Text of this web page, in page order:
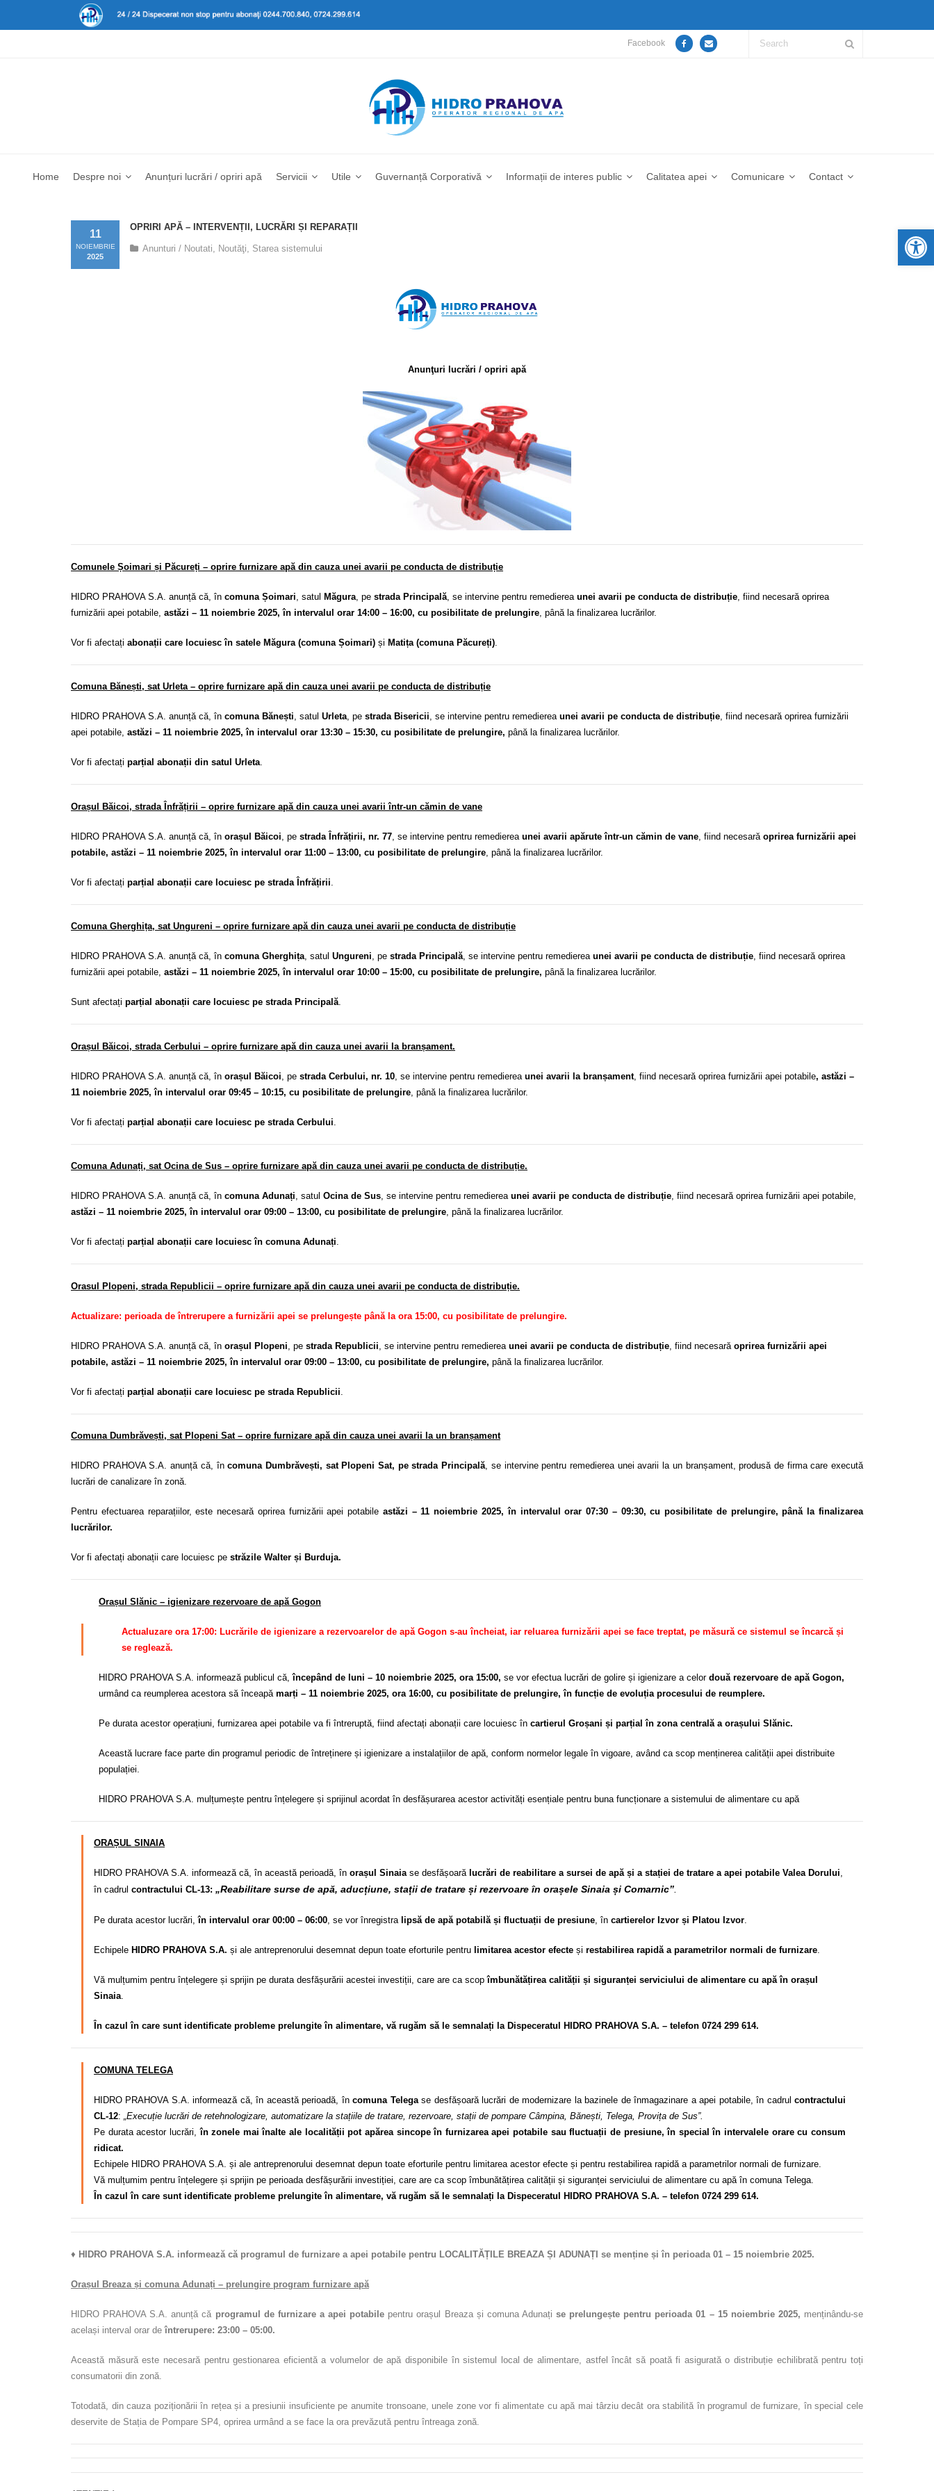
Facebook
Home Despre noi Anunțuri lucrări / opriri apă Servicii Utile Guvernanță Corporativă Informații de interes public Calitatea apei Comunicare Contact
OPRIRI APĂ – INTERVENȚII, LUCRĂRI ȘI REPARAȚII
11
NOIEMBRIE
2025
Anunturi / Noutati Noutăţi Starea sistemului
Anunţuri lucrări / opriri apă
Comunele Șoimari și Păcureți – oprire furnizare apă din cauza unei avarii pe conducta de distribuție
HIDRO PRAHOVA S.A. anunță că, în comuna Șoimari , satul Măgura , pe strada Principală , se intervine pentru remedierea unei avarii pe conducta de distribuție , fiind necesară oprirea
furnizării apei potabile, astăzi – 11 noiembrie 2025, în intervalul orar 14:00 – 16:00, cu posibilitate de prelungire , până la finalizarea lucrărilor.
Vor fi afectați abonații care locuiesc în satele Măgura (comuna Șoimari) și Matița (comuna Păcureți)
Comuna Bănești, sat Urleta – oprire furnizare apă din cauza unei avarii pe conducta de distribuție
HIDRO PRAHOVA S.A. anunță că, în comuna Bănești, satul Urleta, pe strada Bisericii, se intervine pentru remedierea unei avarii pe conducta de distribuție, fiind necesară oprirea furnizării
apei potabile, astăzi – 11 noiembrie 2025, în intervalul orar 13:30 – 15:30, cu posibilitate de prelungire, până la finalizarea lucrărilor.
Vor fi afectați parțial abonații din satul Urleta.
Orașul Băicoi, strada Înfrățirii – oprire furnizare apă din cauza unei avarii într-un cămin de vane
HIDRO PRAHOVA S.A. anunță că, în orașul Băicoi , pe strada Înfrățirii, nr. 77 , se intervine pentru remedierea unei avarii apărute într-un cămin de vane , fiind necesară oprirea furnizării apei
potabile, astăzi – 11 noiembrie 2025, în intervalul orar 11:00 – 13:00, cu posibilitate de prelungire , până la finalizarea lucrărilor.
Vor fi afectați parțial abonații care locuiesc pe strada Înfrățirii
Comuna Gherghița, sat Ungureni – oprire furnizare apă din cauza unei avarii pe conducta de distribuție
HIDRO PRAHOVA S.A. anunță că, în comuna Gherghița, satul Ungureni, pe strada Principală, se intervine pentru remedierea unei avarii pe conducta de distribuție, fiind necesară oprirea
furnizării apei potabile, astăzi – 11 noiembrie 2025, în intervalul orar 10:00 – 15:00, cu posibilitate de prelungire, până la finalizarea lucrărilor.
Sunt afectați parțial abonații care locuiesc pe strada Principală.
Orașul Băicoi, strada Cerbului – oprire furnizare apă din cauza unei avarii la branșament.
HIDRO PRAHOVA S.A. anunță că, în orașul Băicoi , pe strada Cerbului, nr. 10 , se intervine pentru remedierea unei avarii la branșament, fiind necesară oprirea furnizării apei potabile, astăzi –
11 noiembrie 2025, în intervalul orar 09:45 – 10:15, cu posibilitate de prelungire , până la finalizarea lucrărilor.
Vor fi afectați parțial abonații care locuiesc pe strada Cerbului
Comuna Adunați, sat Ocina de Sus – oprire furnizare apă din cauza unei avarii pe conducta de distribuție.
HIDRO PRAHOVA S.A. anunță că, în comuna Adunați, satul Ocina de Sus, se intervine pentru remedierea unei avarii pe conducta de distribuție, fiind necesară oprirea furnizării apei potabile,
astăzi – 11 noiembrie 2025, în intervalul orar 09:00 – 13:00, cu posibilitate de prelungire, până la finalizarea lucrărilor.
Vor fi afectați parțial abonații care locuiesc în comuna Adunați.
Orasul Plopeni, strada Republicii – oprire furnizare apă din cauza unei avarii pe conducta de distribuție.
Actualizare: perioada de întrerupere a furnizării apei se prelungește până la ora 15:00, cu posibilitate de prelungire.
HIDRO PRAHOVA S.A. anunță că, în orașul Plopeni , pe strada Republicii , se intervine pentru remedierea unei avarii pe conducta de distribuție , fiind necesară oprirea furnizării apei
potabile, astăzi – 11 noiembrie 2025, în intervalul orar 09:00 – 13:00, cu posibilitate de prelungire, până la finalizarea lucrărilor.
Vor fi afectați parțial abonații care locuiesc pe strada Republicii
Comuna Dumbrăvești, sat Plopeni Sat – oprire furnizare apă din cauza unei avarii la un branșament
HIDRO PRAHOVA S.A. anunță că, încomuna Dumbrăvești, sat Plopeni Sat, pe strada Principală, se intervine pentru remedierea unei avarii la un branșament, produsă de firma care execută
lucrări de canalizare în zonă.
Pentru efectuarea reparațiilor, este necesară oprirea furnizării apei potabile astăzi – 11 noiembrie 2025, în intervalul orar 07:30 – 09:30, cu posibilitate de prelungire, până la finalizarea
lucrărilor.
Vor fi afectați abonații care locuiesc pe străzile Walter și Burduja.
Orașul Slănic – igienizare rezervoare de apă Gogon
Actualuzare ora 17:00: Lucrările de igienizare a rezervoarelor de apă Gogon s-au încheiat, iar reluarea furnizării apei se face treptat, pe măsură ce sistemul se încarcă și
se reglează.
HIDRO PRAHOVA S.A. informează publicul că,începând de luni – 10 noiembrie 2025, ora 15:00, se vor efectua lucrări de golire și igienizare a celordouă rezervoare de apă Gogon,
urmând ca reumplerea acestora să înceapă marți – 11 noiembrie 2025, ora 16:00, cu posibilitate de prelungire, în funcție de evoluția procesului de reumplere.
Pe durata acestor operațiuni, furnizarea apei potabile va fi întreruptă, fiind afectați abonații care locuiesc în cartierul Groșani și parțial în zona centrală a orașului Slănic.
Această lucrare face parte din programul periodic de întreținere și igienizare a instalațiilor de apă, conform normelor legale în vigoare, având ca scop menținerea calității apei distribuite
populației.
HIDRO PRAHOVA S.A. mulțumește pentru înțelegere și sprijinul acordat în desfășurarea acestor activități esențiale pentru buna funcționare a sistemului de alimentare cu apă
ORAȘUL SINAIA
HIDRO PRAHOVA S.A. informează că, în această perioadă, în orașul Sinaiase desfășoară lucrări de reabilitare a sursei de apă și a stației de tratare a apei potabile Valea Dorului,
în cadrul contractului CL-13: „Reabilitare surse de apă, aducțiune, stații de tratare și rezervoare în orașele Sinaia și Comarnic”.
Pe durata acestor lucrări,în intervalul orar 00:00 – 06:00, se vor înregistra lipsă de apă potabilă și fluctuații de presiune, în cartierelor Izvor și Platou Izvor.
Echipele HIDRO PRAHOVA S.A. și ale antreprenorului desemnat depun toate eforturile pentru limitarea acestor efecte și restabilirea rapidă a parametrilor normali de furnizare.
Vă mulțumim pentru înțelegere și sprijin pe durata desfășurării acestei investiții, care are ca scopîmbunătățirea calității și siguranței serviciului de alimentare cu apă în orașul
Sinaia.
În cazul în care sunt identificate probleme prelungite în alimentare, vă rugăm să le semnalați la Dispeceratul HIDRO PRAHOVA S.A. – telefon 0724 299 614.
COMUNA TELEGA
HIDRO PRAHOVA S.A. informează că, în această perioadă, încomuna Telegase desfășoară lucrări de modernizare la bazinele de înmagazinare a apei potabile, în cadrulcontractului
CL-12: „Execuție lucrări de retehnologizare, automatizare la stațiile de tratare, rezervoare, stații de pompare Câmpina, Bănești, Telega, Provița de Sus”.
Pe durata acestor lucrări,în zonele mai înalte ale localității pot apărea sincope în furnizarea apei potabile sau fluctuații de presiune, în special în intervalele orare cu consum
ridicat.
Echipele HIDRO PRAHOVA S.A. și ale antreprenorului desemnat depun toate eforturile pentru limitarea acestor efecte și pentru restabilirea rapidă a parametrilor normali de furnizare.
Vă mulțumim pentru înțelegere și sprijin pe perioada desfășurării investiției, care are ca scop îmbunătățirea calității și siguranței serviciului de alimentare cu apă în comuna Telega.
În cazul în care sunt identificate probleme prelungite în alimentare, vă rugăm să le semnalați la Dispeceratul HIDRO PRAHOVA S.A. – telefon 0724 299 614.
♦ HIDRO PRAHOVA S.A. informează că programul de furnizare a apei potabile pentru LOCALITĂȚILE BREAZA ȘI ADUNAȚI se menține și în perioada 01 – 15 noiembrie 2025.
Orașul Breaza și comuna Adunați – prelungire program furnizare apă
HIDRO PRAHOVA S.A. anunță că programul de furnizare a apei potabile pentru orașul Breaza și comuna Adunați se prelungește pentru perioada 01 – 15 noiembrie 2025, menținându-se
același interval orar deîntrerupere: 23:00 – 05:00.
Această măsură este necesară pentru gestionarea eficientă a volumelor de apă disponibile în sistemul local de alimentare, astfel încât să poată fi asigurată o distribuție echilibrată pentru toți
consumatorii din zonă.
Totodată, din cauza poziționării în rețea și a presiunii insuficiente pe anumite tronsoane, unele zone vor fi alimentate cu apă mai târziu decât ora stabilită în programul de furnizare, în special cele
deservite de Stația de Pompare SP4, oprirea urmând a se face la ora prevăzută pentru întreaga zonă.